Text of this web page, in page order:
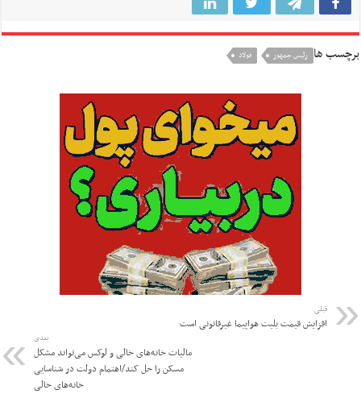
برچسب ها رئیس جمهور فولاد
قبلی
افزایش قیمت بلیت هواپیما غیرقانونی است
بعدی
مالیات خانه‌های خالی و لوکس می‌تواند مشکل
مسکن را حل کند/اهتمام دولت در شناسایی
خانه‌های خالی